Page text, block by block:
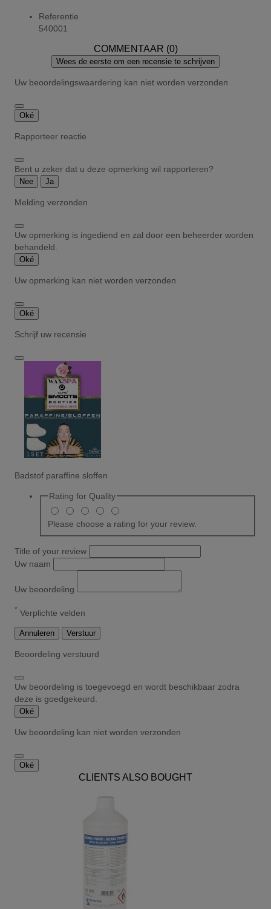
Referentie
540001
COMMENTAAR (0)
Wees de eerste om een recensie te schrijven
Uw beoordelingswaardering kan niet worden verzonden
Oké
Rapporteer reactie
Bent u zeker dat u deze opmerking wil rapporteren?
Nee Ja
Melding verzonden
Uw opmerking is ingediend en zal door een beheerder worden
behandeld.
Oké
Uw opmerking kan niet worden verzonden
Oké
Schrijf uw recensie
Badstof paraffine sloffen
Rating for Quality
Please choose a rating for your review.
Title of your review
Uw naam
Uw beoordeling
* Verplichte velden
Annuleren Verstuur
Beoordeling verstuurd
Uw beoordeling is toegevoegd en wordt beschikbaar zodra
deze is goedgekeurd.
Oké
Uw beoordeling kan niet worden verzonden
Oké
CLIENTS ALSO BOUGHT